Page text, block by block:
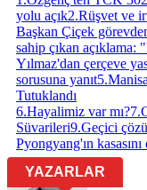
yolu açık2.Rüşvet ve
Başkan Çiçek
sahip çıkan
Yılmaz'dan çerçeve
sorusuna yanıt5.
Tutuklandı
6.Hayalimiz var mı?7.
Süvarileri9.Geçici
Pyongyang'ın
YAZARLAR